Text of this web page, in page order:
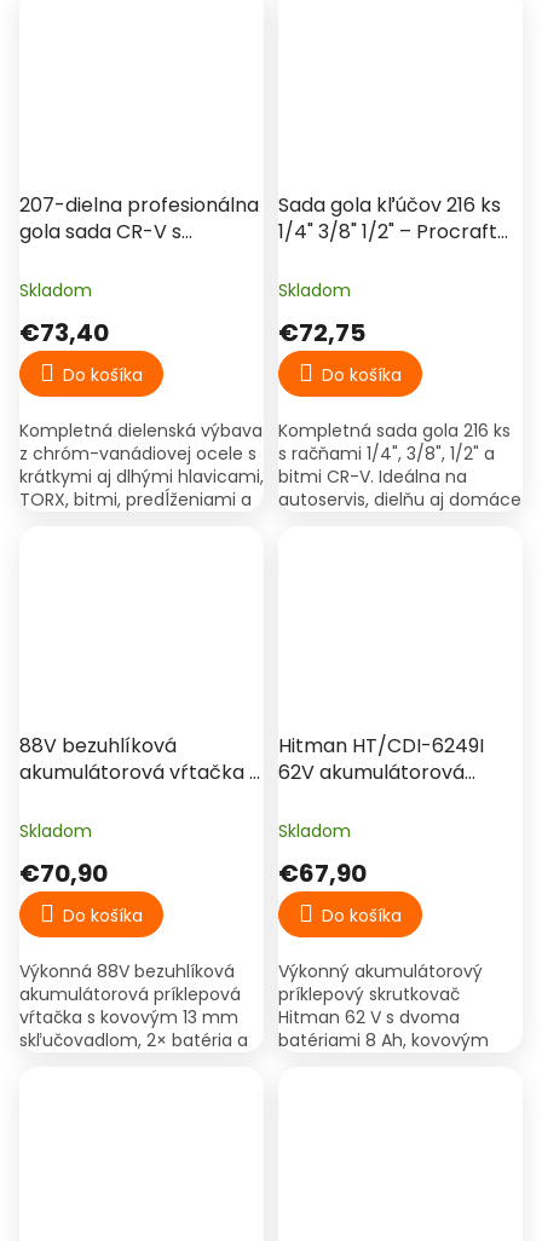
207-dielna profesionálna
gola sada CR-V s
kufri
Skladom
€73,40
Do košíka
Kompletná dielenská výbava
z chróm-vanádiovej ocele s
krátkymi aj dlhými hlavicami,
TORX, bitmi, predĺženiami a
Sada gola kľúčov 216 ks
1/4" 3/8" 1/2" – Procraft
Skladom
€72,75
Do košíka
Kompletná sada gola 216 ks
s račňami 1/4", 3/8", 1/2" a
bitmi CR-V. Ideálna na
autoservis, dielňu aj domáce
88V bezuhlíková
akumulátorová vŕtačka s
batéria, kufor – Bumba
Skladom
€70,90
Do košíka
Výkonná 88V bezuhlíková
akumulátorová príklepová
vŕtačka s kovovým 13 mm
skľučovadlom, 2× batéria a
Hitman HT/CDI-6249I
62V akumulátorová
Skladom
€67,90
Do košíka
Výkonný akumulátorový
príklepový skrutkovač
Hitman 62 V s dvoma
batériami 8 Ah, kovovým